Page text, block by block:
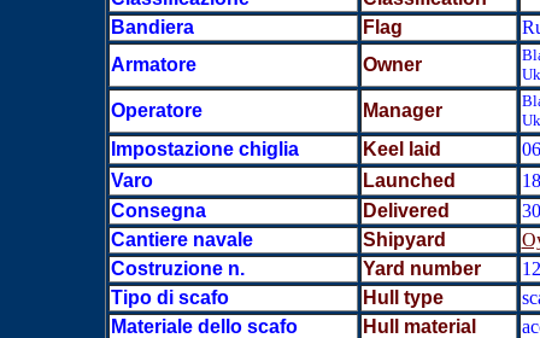
Bandiera
Flag
Armatore
Owner
Operatore Manager
Impostazione chiglia Keel laid
Varo
Launched
Consegna
Delivered
Cantiere navale
Shipyard
Costruzione n.
Yard number
Tipo di scafo
Hull type
Materiale dello scafo
Hull material